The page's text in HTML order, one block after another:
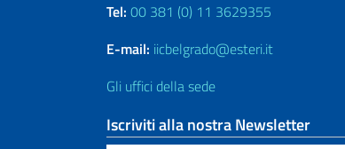
Tel: 00 381 (0) 11 3629355
E-mail: iicbelgrado@esteri.it
Gli uffici della sede
Iscriviti alla nostra Newsletter